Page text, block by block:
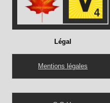
Légal
Mentions légales